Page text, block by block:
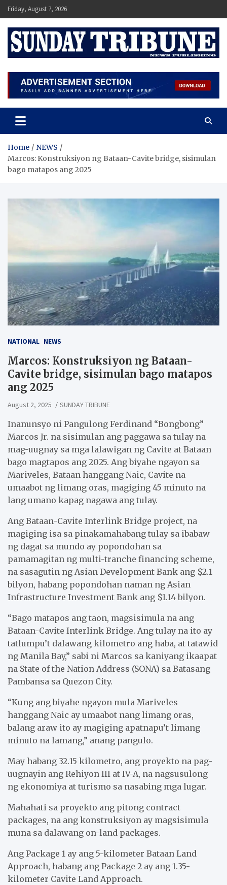
Skip
to
content
Friday, August 7, 2026
SUNDAY TRIBUNE
Home
NEWS
Marcos: Konstruksiyon ng Bataan-Cavite bridge, sisimulan
bago matapos ang 2025
NATIONAL NEWS
Marcos: Konstruksiyon ng Bataan-
Cavite bridge, sisimulan bago matapos
ang 2025
August 2, 2025 SUNDAY TRIBUNE
Inanunsyo ni Pangulong Ferdinand “Bongbong”
Marcos Jr. na sisimulan ang paggawa sa tulay na
mag-uugnay sa mga lalawigan ng Cavite at Bataan
bago magtapos ang 2025. Ang biyahe ngayon sa
Mariveles, Bataan hanggang Naic, Cavite na
umaabot ng limang oras, magiging 45 minuto na
lang umano kapag nagawa ang tulay.
Ang Bataan-Cavite Interlink Bridge project, na
magiging isa sa pinakamahabang tulay sa ibabaw
ng dagat sa mundo ay popondohan sa
pamamagitan ng multi-tranche financing scheme,
na sasagutin ng Asian Development Bank ang $2.1
bilyon, habang popondohan naman ng Asian
Infrastructure Investment Bank ang $1.14 bilyon.
“Bago matapos ang taon, magsisimula na ang
Bataan-Cavite Interlink Bridge. Ang tulay na ito ay
tatlumpu’t dalawang kilometro ang haba, at tatawid
ng Manila Bay,” sabi ni Marcos sa kaniyang ikaapat
na State of the Nation Address (SONA) sa Batasang
Pambansa sa Quezon City.
“Kung ang biyahe ngayon mula Mariveles
hanggang Naic ay umaabot nang limang oras,
balang araw ito ay magiging apatnapu’t limang
minuto na lamang,” anang pangulo.
May habang 32.15 kilometro, ang proyekto na pag-
uugnayin ang Rehiyon III at IV-A, na nagsusulong
ng ekonomiya at turismo sa nasabing mga lugar.
Mahahati sa proyekto ang pitong contract
packages, na ang konstruksiyon ay magsisimula
muna sa dalawang on-land packages.
Ang Package 1 ay ang 5-kilometer Bataan Land
Approach, habang ang Package 2 ay ang 1.35-
kilometer Cavite Land Approach.